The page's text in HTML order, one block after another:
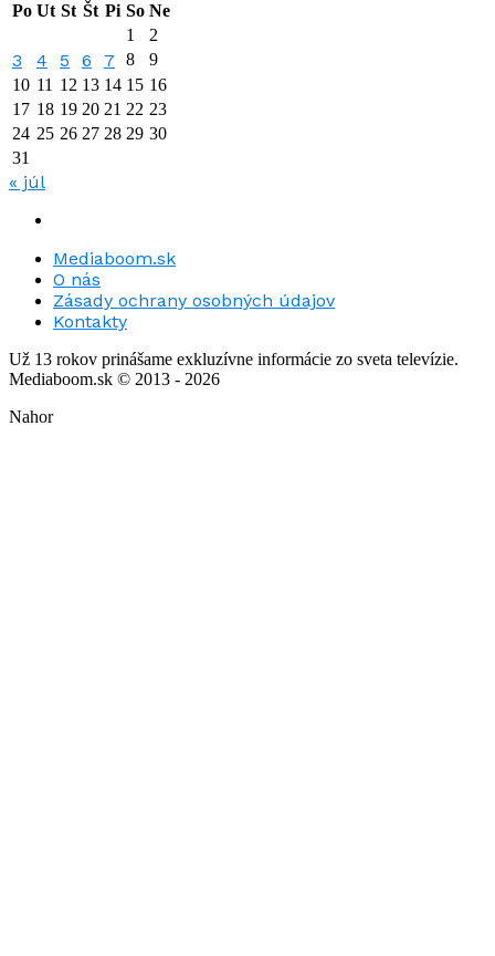
Po Ut St Št Pi So Ne
1
2
3 4 5 6 7 8
9
10 11 12 13 14 15 16
17 18 19 20 21 22 23
24 25 26 27 28 29 30
31
« júl
Mediaboom.sk
O nás
Zásady ochrany osobných údajov
Kontakty
Už 13 rokov prinášame exkluzívne informácie zo sveta televízie.
Mediaboom.sk © 2013 - 2026
Nahor